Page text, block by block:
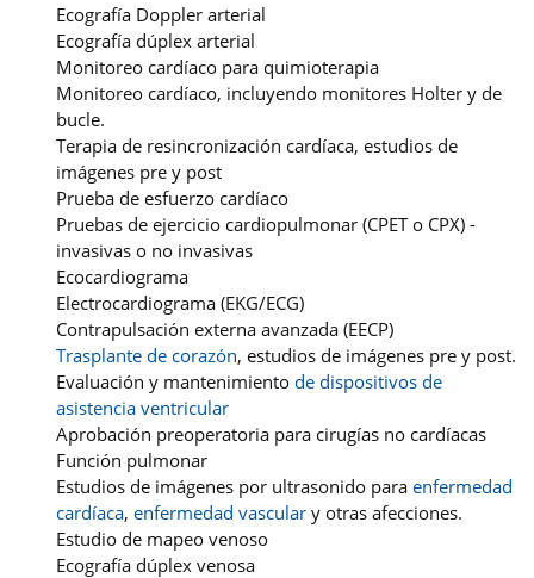
Ecografía Doppler arterial
Ecografía dúplex arterial
Monitoreo cardíaco para quimioterapia
Monitoreo cardíaco, incluyendo monitores Holter y de
bucle.
Terapia de resincronización cardíaca, estudios de
imágenes pre y post
Prueba de esfuerzo cardíaco
Pruebas de ejercicio cardiopulmonar (CPET o CPX) -
invasivas o no invasivas
Ecocardiograma
Electrocardiograma (EKG/ECG)
Contrapulsación externa avanzada (EECP)
Trasplante de corazón, estudios de imágenes pre y post.
Evaluación y mantenimiento de dispositivos de
asistencia ventricular
Aprobación preoperatoria para cirugías no cardíacas
Función pulmonar
Estudios de imágenes por ultrasonido para enfermedad
cardíaca, enfermedad vascular y otras afecciones.
Estudio de mapeo venoso
Ecografía dúplex venosa